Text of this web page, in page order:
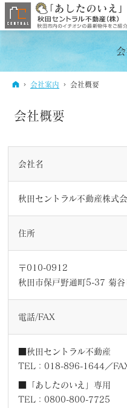
ホーム
会社案内 会社概要
会社概要
会社名
秋田セントラル不動産株式
住所
〒010-0912
秋田市保戸野通町5-37 菊谷
電話/FAX
■秋田セントラル不動産
TEL：018-896-1644／
■「あしたのいえ」専用
TEL：0800-800-7725